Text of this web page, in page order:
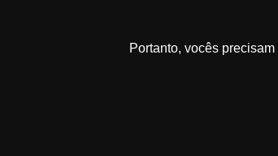
Portanto, vocês